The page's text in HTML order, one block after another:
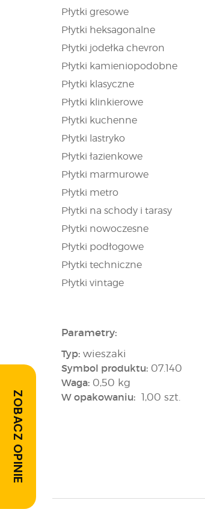
Płytki gresowe
Płytki heksagonalne
Płytki jodełka chevron
Płytki kamieniopodobne
Płytki klasyczne
Płytki klinkierowe
Płytki kuchenne
Płytki lastryko
Płytki łazienkowe
Płytki marmurowe
Płytki metro
Płytki na schody i tarasy
Płytki nowoczesne
Płytki podłogowe
Płytki techniczne
Płytki vintage
Parametry:
Typ: wieszaki
Symbol produktu: 07.140
Waga: 0,50 kg
W opakowaniu: 1,00 szt.
ZOBACZ OPINIE